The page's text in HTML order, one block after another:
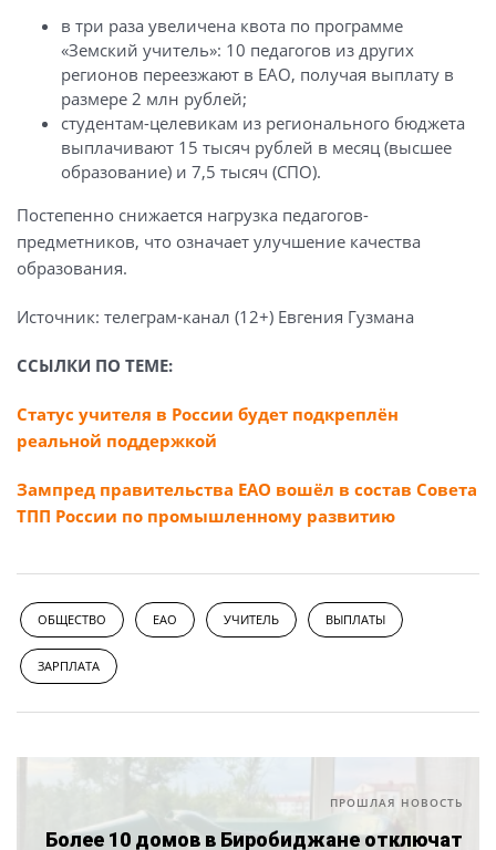
в три раза увеличена квота по программе
«Земский учитель»: 10 педагогов из других
регионов переезжают в ЕАО, получая выплату в
размере 2 млн рублей;
студентам-целевикам из регионального бюджета
выплачивают 15 тысяч рублей в месяц (высшее
образование) и 7,5 тысяч (СПО).
Постепенно снижается нагрузка педагогов-
предметников, что означает улучшение качества
образования.
Источник: телеграм-канал (12+) Евгения Гузмана
ССЫЛКИ ПО ТЕМЕ:
Статус учителя в России будет подкреплён
реальной поддержкой
Зампред правительства ЕАО вошёл в состав Совета
ТПП России по промышленному развитию
ОБЩЕСТВО ЕАО УЧИТЕЛЬ ВЫПЛАТЫ
ЗАРПЛАТА
ПРОШЛАЯ НОВОСТЬ
Более 10 домов в Биробиджане отключат